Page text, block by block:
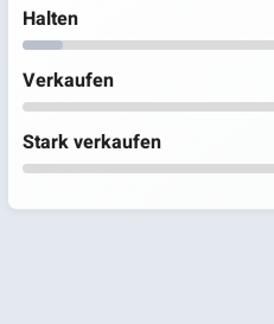
Halten
Verkaufen
Stark verkaufen